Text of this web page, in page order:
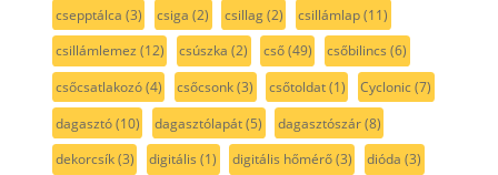
csepptálca (3) csiga (2) csillag(2) csillámlap(11)
csillámlemez (12) csúszka (2) cső(49) csőbilincs (6)
csőcsatlakozó(4) csőcsonk(3) csőtoldat(1) Cyclonic(7)
dagasztó(10) dagasztólapát(5) dagasztószár(8)
dekorcsík(3) digitális (1) digitális hőmérő(3) dióda (3)